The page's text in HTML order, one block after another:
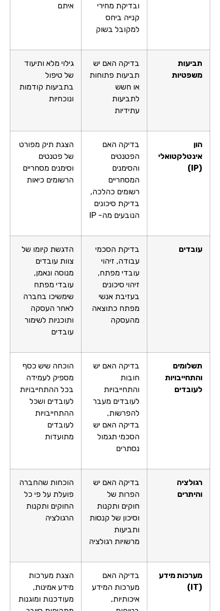
ובדיקת מחירי
קנייה ביחס
למקובל בשוק
איתם
תביעות
משפטיות
בדיקה האם יש
תביעות פתוחות
או חשש
לתביעות
עתידיות
גילוי מלא ותיעוד
של טיפול
בתביעות קודמות
ונוכחיות
הון
אינטלקטואלי
(
IP
)
בדיקה האם
הפטנטים
והסימנים
המסחריים
רשומים כהלכה,
בדיקת סיכונים
הנובעים מה- IP
הצגת תיק מפורט
של פטנטים
וסימנים מסחריים
הרשומים כיאות
עובדים
בדיקת הסכמי
עבודה, זיהוי
עובדי מפתח,
זיהוי סיכונים
בעזיבת אנשי
מפתח כתוצאה
מהעסקה
הדגשת קיומו של
צוות עובדים
מנוסה ונאמן,
עובדי מפתח
שימשיכו בחברה
לאחר העסקה
ותוכניות לשימור
עובדים
תשלומים
והתחייבויות
לעובדים
בדיקה האם יש
חובות
והתחייבויות
לעובדים מעבר
להפרשות,
בדיקה האם יש
הסכמי תגמול
נסתרים
הוכחה שיש כסף
מספיק לעמידה
בכל ההתחייבויות
לעובדים ושכל
ההתחייבויות
לעובדים
מתועדות
רגולציה
והיתרים
בדיקה האם יש
הפרות של
חוקים ותקנות
וסיכון של קנסות
ותביעות
מרשויות רגולציה
הוכחות שהחברה
פועלת על פי כל
החוקים ותקנות
הרגולציה
מערכות מידע
(
IT
)
בדיקה האם
מערכות המידע
איכותיות,
הצגת מערכות
מידע אמינות,
מעודכנות ומוגנות